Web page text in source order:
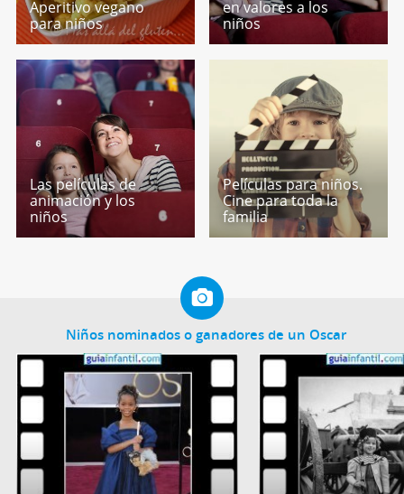
Aperitivo vegano
para niños
en valores a los
niños
Las películas de
animación y los
niños
Películas para niños.
Cine para toda la
familia
Niños nominados o ganadores de un Oscar